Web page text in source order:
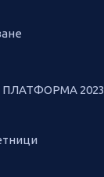
2023